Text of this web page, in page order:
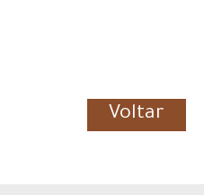
Voltar